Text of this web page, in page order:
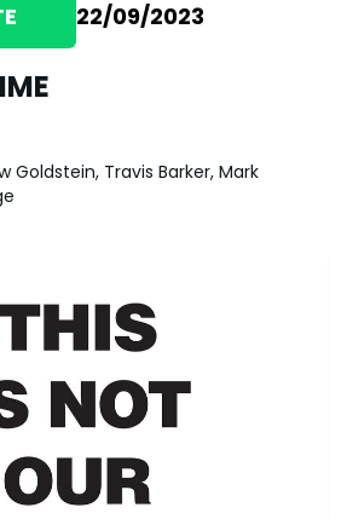
22/09/2023
Goldstein, Travis Barker, Mark